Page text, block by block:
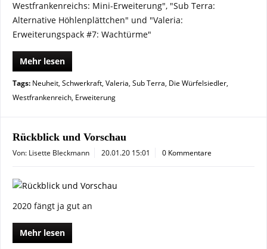
Westfrankenreichs: Mini-Erweiterung", "Sub Terra:
Alternative Höhlenplättchen" und "Valeria:
Erweiterungspack #7: Wachtürme"
Mehr lesen
Tags: Neuheit, Schwerkraft, Valeria, Sub Terra, Die Würfelsiedler,
Westfrankenreich, Erweiterung
Rückblick und Vorschau
Von: Lisette Bleckmann 20.01.20 15:01 0 Kommentare
2020 fängt ja gut an
Mehr lesen